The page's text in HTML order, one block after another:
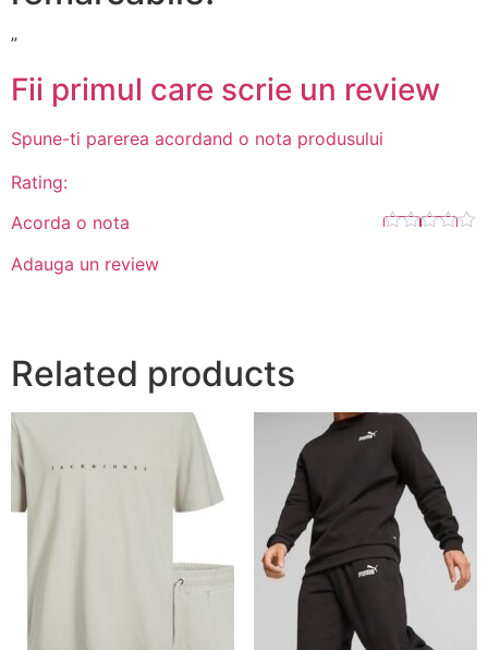
”
Fii primul care scrie un review
Spune-ti parerea acordand o nota produsului
Rating:
Acorda o nota
Adauga un review
Related products